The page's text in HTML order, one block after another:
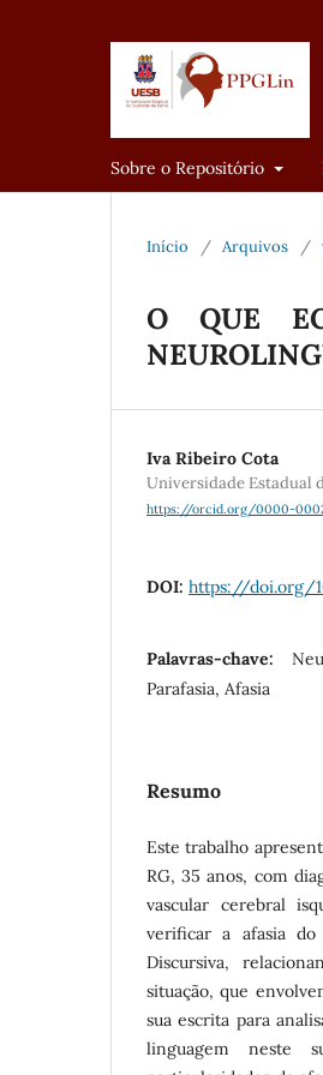
Sobre o Repositório
Início / Arquivos /
O QUE
Iva Ribeiro Cota
Universidade Estadual
https://orcid.org/0000-
DOI: https://doi.org/
Palavras-chave:
Parafasia, Afasia
Resumo
Este trabalho
RG, 35 anos, com
vascular cerebral
verificar a afasia
Discursiva,
situação, que
sua escrita para
linguagem neste